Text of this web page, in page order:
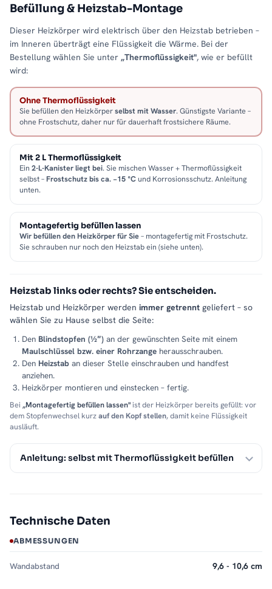
Befüllung & Heizstab-Montage
Dieser Heizkörper wird elektrisch über den Heizstab betrieben –
im Inneren überträgt eine Flüssigkeit die Wärme. Bei der
Bestellung wählen Sie unter „Thermoflüssigkeit", wie er befüllt
wird:
Ohne Thermoflüssigkeit
Sie befüllen den Heizkörperselbst mit Wasser. Günstigste Variante –
ohne Frostschutz, daher nur für dauerhaft frostsichere Räume.
Mit 2 L Thermoflüssigkeit
Ein 2-L-Kanister liegt bei. Sie mischen Wasser + Thermoflüssigkeit
selbst –Frostschutz bis ca. −15 °Cund Korrosionsschutz. Anleitung
unten.
Montagefertig befüllen lassen
Wir befüllen den Heizkörper für Sie– montagefertig mit Frostschutz.
Sie schrauben nur noch den Heizstab ein (siehe unten).
Heizstab links oder rechts? Sie entscheiden.
Heizstab und Heizkörper werden immer getrennt geliefert – so
wählen Sie zu Hause selbst die Seite:
Den Blindstopfen (½″) an der gewünschten Seite mit einem
Maulschlüssel bzw. einer Rohrzange herausschrauben.
Den Heizstab an dieser Stelle einschrauben und handfest
anziehen.
Heizkörper montieren und einstecken – fertig.
Bei „Montagefertig befüllen lassen"ist der Heizkörper bereits gefüllt: vor
dem Stopfenwechsel kurzauf den Kopf stellen, damit keine Flüssigkeit
ausläuft.
Anleitung: selbst mit Thermoflüssigkeit befüllen
Technische Daten
ABMESSUNGEN
Wandabstand 9,6 - 10,6 cm